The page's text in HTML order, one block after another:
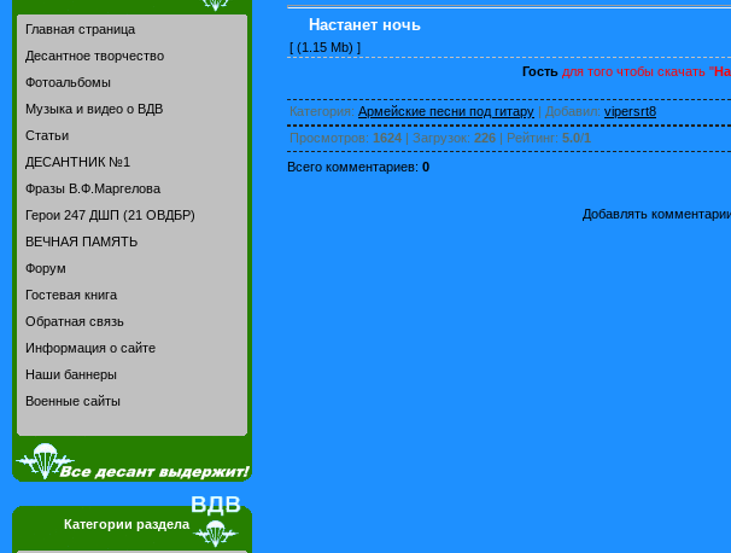
Главная страница
Десантное творчество
Фотоальбомы
Музыка и видео о ВДВ
Статьи
ДЕСАНТНИК №1
Фразы В.Ф.Маргелова
Герои 247 ДШП (21 ОВДБР)
ВЕЧНАЯ ПАМЯТЬ
Форум
Гостевая книга
Обратная связь
Информация о сайте
Наши баннеры
Военные сайты
Категории раздела
Настанет ночь
[ (1.15 Mb) ]
Гостьдля того чтобы скачать "
Категория: Армейские песни под гитару | Добавил: vipersrt8
Просмотров: 1624 | Загрузок: 226 | Рейтинг: 5.0/1
Всего комментариев: 0
Добавлять